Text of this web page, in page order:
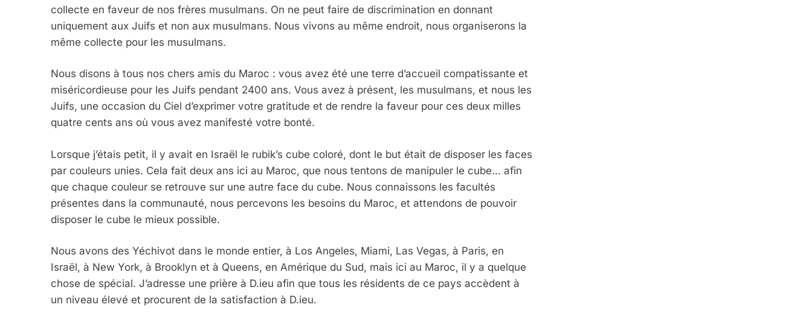
collecte en faveur de nos frères musulmans. On ne peut faire de discrimination en donnant
uniquement aux Juifs et non aux musulmans. Nous vivons au même endroit, nous organiserons la
même collecte pour les musulmans.
Nous disons à tous nos chers amis du Maroc : vous avez été une terre d’accueil compatissante et
miséricordieuse pour les Juifs pendant 2400 ans. Vous avez à présent, les musulmans, et nous les
Juifs, une occasion du Ciel d’exprimer votre gratitude et de rendre la faveur pour ces deux milles
quatre cents ans où vous avez manifesté votre bonté.
Lorsque j’étais petit, il y avait en Israël le rubik’s cube coloré, dont le but était de disposer les faces
par couleurs unies. Cela fait deux ans ici au Maroc, que nous tentons de manipuler le cube… afin
que chaque couleur se retrouve sur une autre face du cube. Nous connaissons les facultés
présentes dans la communauté, nous percevons les besoins du Maroc, et attendons de pouvoir
disposer le cube le mieux possible.
Nous avons des Yéchivot dans le monde entier, à Los Angeles, Miami, Las Vegas, à Paris, en
Israël, à New York, à Brooklyn et à Queens, en Amérique du Sud, mais ici au Maroc, il y a quelque
chose de spécial. J’adresse une prière à D.ieu afin que tous les résidents de ce pays accèdent à
un niveau élevé et procurent de la satisfaction à D.ieu.
2025, L’année La Plus Meurtrière Selon Le Rapport D’ADL Contre L’antisémitisme
FRANCE ISRAÉL
6